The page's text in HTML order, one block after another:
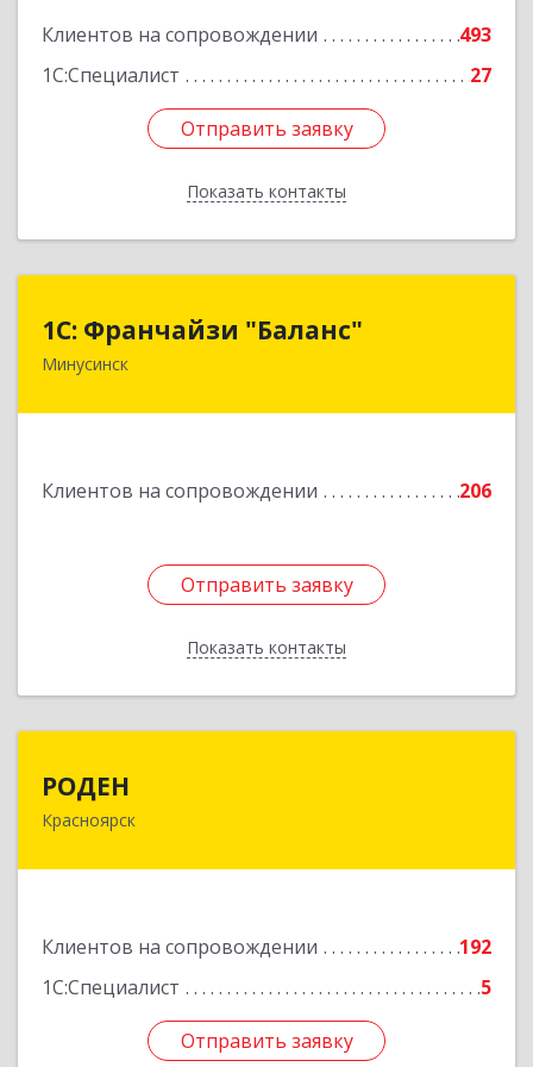
Клиентов на сопровождении
493
1С:Специалист
27
Отправить заявку
Показать контакты
Отправить заявку
Назад
1С: Франчайзи "Баланс"
Минусинск
Клиентов на сопровождении 206
Отправить заявку
Показать контакты
1С: Франчайзи "Баланс"
662610, Красноярский край, Минусинск г,
Отправить заявку
Назад
РОДЕН
Красноярск
Клиентов на сопровождении
192
1С:Специалист
5
Отправить заявку
660064, Красноярский край, Красноярск г, им
Отправить заявку